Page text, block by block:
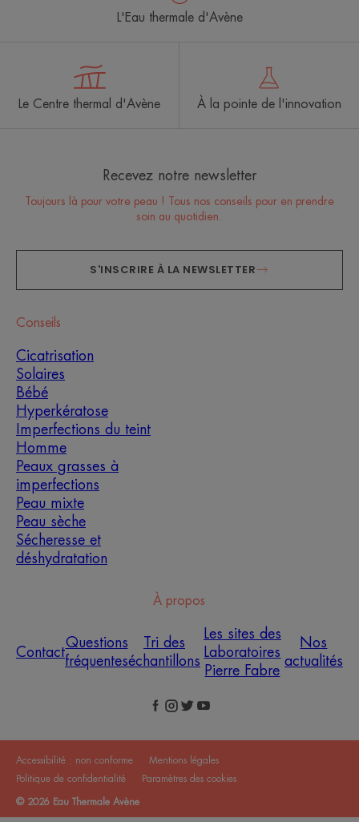
L'Eau thermale d'Avène
Le Centre thermal d'Avène À la pointe de l'innovation
Recevez notre newsletter
Toujours là pour votre peau ! Tous nos conseils pour en prendre
soin au quotidien.
S'INSCRIRE À LA NEWSLETTER
Conseils
Cicatrisation
Solaires
Bébé
Hyperkératose
Imperfections du teint
Homme
Peaux grasses à
imperfections
Peau mixte
Peau sèche
Sécheresse et
déshydratation
À propos
Contact
Questions
fréquentes
Tri des
échantillons
Les sites des
Laboratoires
Pierre Fabre
Nos
actualités
Accessibilité : non conforme
Mentions légales
Politique de confidentialité
Paramètres des cookies
© 2026 Eau Thermale Avène